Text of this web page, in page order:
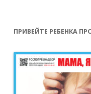
ПРИВЕЙТЕ РЕБЕНКА